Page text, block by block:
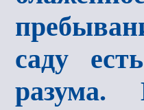
саду
разума.